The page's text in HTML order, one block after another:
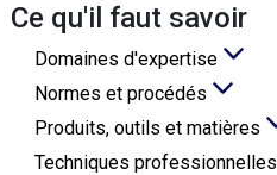
Ce qu'il faut savoir
Domaines d'expertise
Normes et procédés
Produits, outils et matières
Techniques professionnelles